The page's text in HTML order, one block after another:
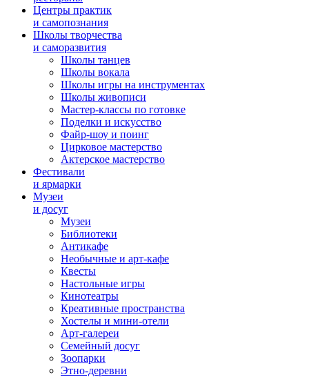
Центры практик
и самопознания
Школы творчества
и саморазвития
Школы танцев
Школы вокала
Школы игры на инструментах
Школы живописи
Мастер-классы по готовке
Поделки и искусство
Файр-шоу и поинг
Цирковое мастерство
Актерское мастерство
Фестивали
и ярмарки
Музеи
и досуг
Музеи
Библиотеки
Антикафе
Необычные и арт-кафе
Квесты
Настольные игры
Кинотеатры
Креативные пространства
Хостелы и мини-отели
Арт-галереи
Семейный досуг
Зоопарки
Этно-деревни